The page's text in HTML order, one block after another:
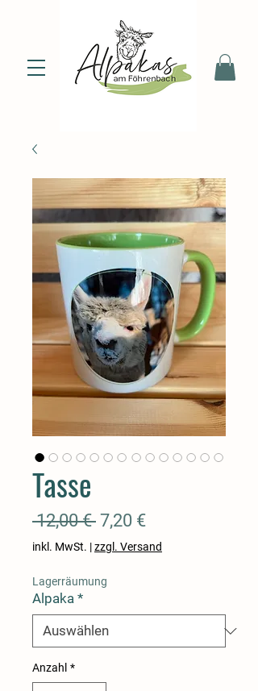
Tasse
12,00 € Standardpreis
7,20 €Sale-
Preis
inkl. MwSt. |zzgl. Versand
Lagerräumung
Alpaka *
Anzahl *